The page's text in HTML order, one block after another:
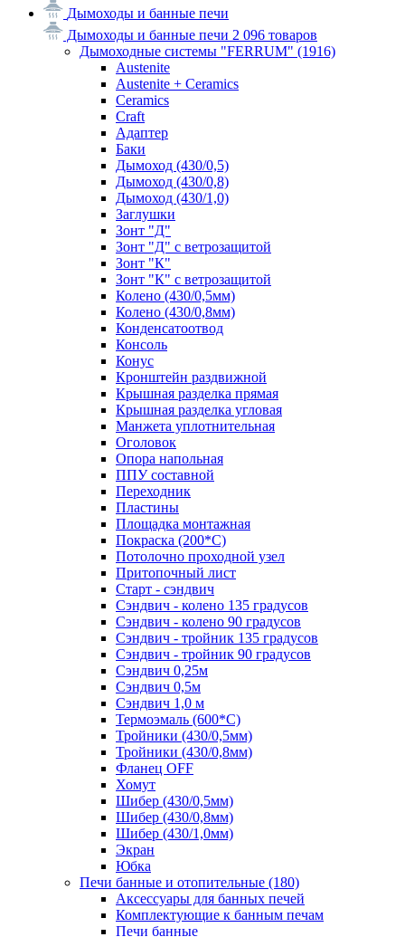
Дымоходы и банные печи
Дымоходы и банные печи 2 096 товаров
Дымоходные системы "FERRUM" (1916)
Austenite
Austenite + Ceramics
Ceramics
Craft
Адаптер
Баки
Дымоход (430/0,5)
Дымоход (430/0,8)
Дымоход (430/1,0)
Заглушки
Зонт "Д"
Зонт "Д" с ветрозащитой
Зонт "К"
Зонт "К" с ветрозащитой
Колено (430/0,5мм)
Колено (430/0,8мм)
Конденсатоотвод
Консоль
Конус
Кронштейн раздвижной
Крышная разделка прямая
Крышная разделка угловая
Манжета уплотнительная
Оголовок
Опора напольная
ППУ составной
Переходник
Пластины
Площадка монтажная
Покраска (200*С)
Потолочно проходной узел
Притопочный лист
Старт - сэндвич
Сэндвич - колено 135 градусов
Сэндвич - колено 90 градусов
Сэндвич - тройник 135 градусов
Сэндвич - тройник 90 градусов
Сэндвич 0,25м
Сэндвич 0,5м
Сэндвич 1,0 м
Термоэмаль (600*С)
Тройники (430/0,5мм)
Тройники (430/0,8мм)
Фланец OFF
Хомут
Шибер (430/0,5мм)
Шибер (430/0,8мм)
Шибер (430/1,0мм)
Экран
Юбка
Печи банные и отопительные (180)
Аксессуары для банных печей
Комплектующие к банным печам
Печи банные